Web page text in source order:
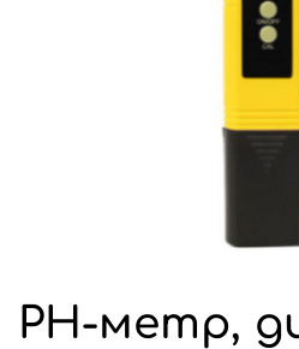
РН-метр,